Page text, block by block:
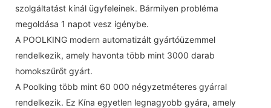
szolgáltatást kínál ügyfeleinek. Bármilyen probléma
megoldása 1 napot vesz igénybe.
A POOLKING modern automatizált gyártóüzemmel
rendelkezik, amely havonta több mint 3000 darab
homokszűrőt gyárt.
A Poolking több mint 60 000 négyzetméteres gyárral
rendelkezik. Ez Kína egyetlen legnagyobb gyára, amely